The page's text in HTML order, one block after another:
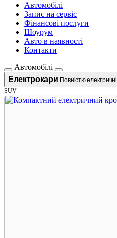
Автомобілі
Запис на сервіс
Фінансові послуги
Шоурум
Авто в наявності
Контакти
Автомобілі
Електрокари Повністю електричні
SUV